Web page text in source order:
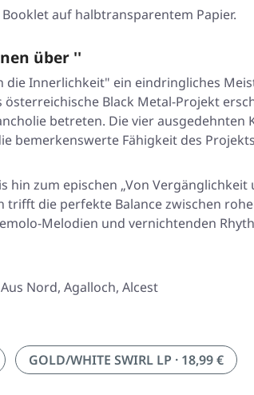
auf halbtransparentem Papier.
über ''
die Innerlichkeit" ein eindringliches
österreichische Black Metal-Projekt
betreten. Die vier
bemerkenswerte Fähigkeit des
hin zum epischen „Von
trifft die perfekte Balance zwischen
Melodien und vernichtenden
Nord, Agalloch, Alcest
GOLD/WHITE SWIRL LP · 18,99 €